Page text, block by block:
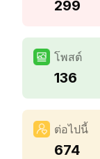
299
โพสต์
136
ต่อไปนี้
674